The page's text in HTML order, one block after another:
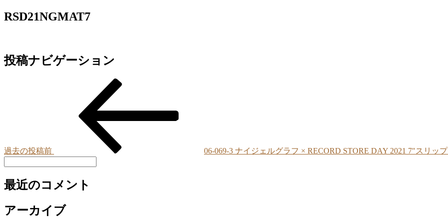
RSD21NGMAT7
投稿ナビゲーション
過去の投稿前 06-069-3 ナイジェルグラフ × RECORD STORE DAY 2021 7″スリッ
最近のコメント
アーカイブ